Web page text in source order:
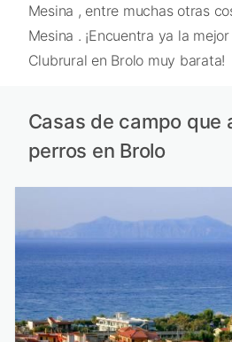
Mesina , entre muchas otras
Mesina . ¡Encuentra ya la
Clubrural en Brolo muy barata!
Casas de campo que
perros en Brolo